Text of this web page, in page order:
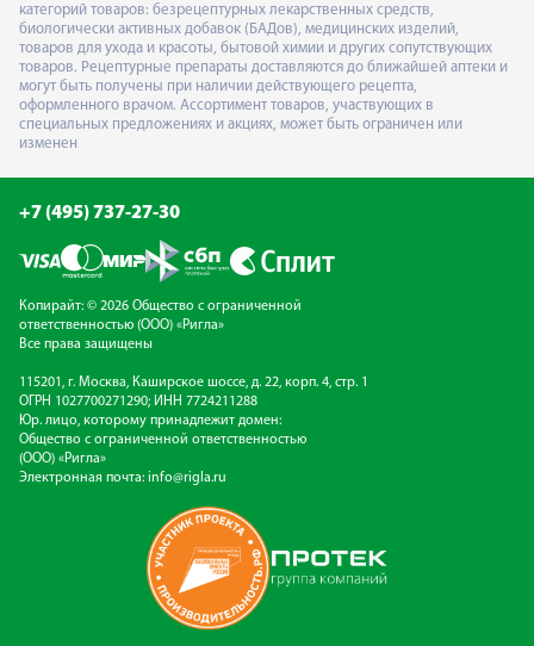
категорий товаров: безрецептурных лекарственных средств,
биологически активных добавок (БАДов), медицинских изделий,
товаров для ухода и красоты, бытовой химии и других сопутствующих
товаров. Рецептурные препараты доставляются до ближайшей аптеки и
могут быть получены при наличии действующего рецепта,
оформленного врачом. Ассортимент товаров, участвующих в
специальных предложениях и акциях, может быть ограничен или
изменен
+7 (495) 737-27-30
Копирайт: © 2026 Общество с ограниченной
ответственностью (ООО) «Ригла»
Все права защищены
115201, г. Москва, Каширское шоссе, д. 22, корп. 4, стр. 1
ОГРН 1027700271290; ИНН 7724211288
Юр. лицо, которому принадлежит домен:
Общество с ограниченной ответственностью
(ООО) «Ригла»
Электронная почта: info@rigla.ru